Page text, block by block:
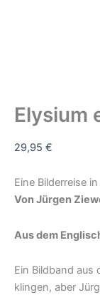
Elysium
29,95 €
Eine Bilderreise
Von Jürgen
Aus dem
Ein Bildband aus
klingen, aber